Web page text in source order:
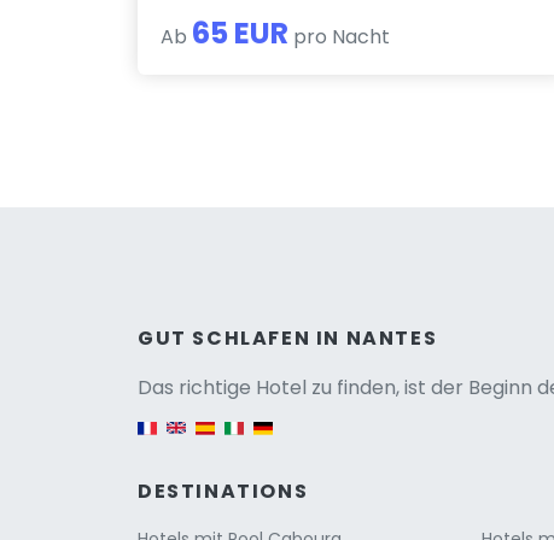
Ab 65 EUR pro Nacht
GUT SCHLAFEN IN NANTES
Das richtige Hotel zu finden, ist der Beginn
DESTINATIONS